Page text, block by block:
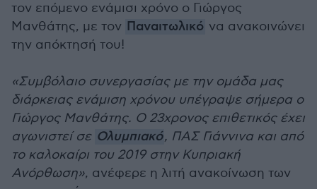
τον επόμενο ενάμισι χρόνο ο Γιώργος
Μανθάτης, με τον Παναιτωλικό να ανακοινώνει
την απόκτησή του!
«Συμβόλαιο συνεργασίας με την ομάδα μας
διάρκειας ενάμιση χρόνου υπέγραψε σήμερα ο
Γιώργος Μανθάτης. Ο 23χρονος επιθετικός έχει
αγωνιστεί σε Ολυμπιακό, ΠΑΣ Γιάννινα και από
το καλοκαίρι του 2019 στην Κυπριακή
Ανόρθωση», ανέφερε η λιτή ανακοίνωση των